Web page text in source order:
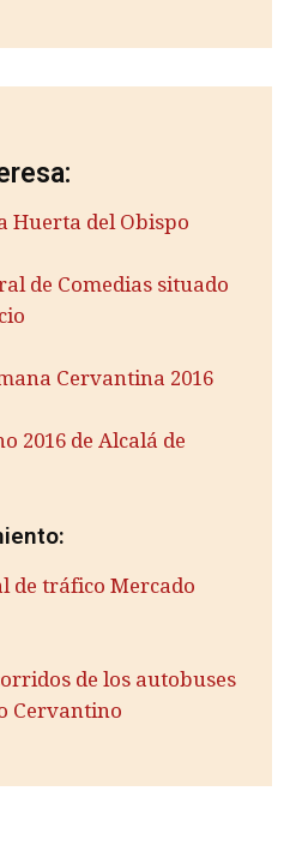
Huerta del Obispo
de Comedias situado
Cervantina 2016
2016 de Alcalá de
de tráfico Mercado
de los autobuses
Cervantino